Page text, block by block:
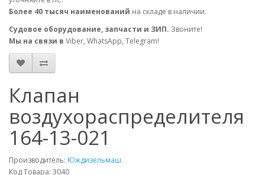
Более 40 тысяч наименований на складе в наличии.
Судовое оборудование, запчасти и ЗИП. Звоните!
Мы на связи в Viber, WhatsApp, Telegram!
Клапан
воздухораспределителя
164-13-021
Производитель: Юждизельмаш
Код Товара: 3040